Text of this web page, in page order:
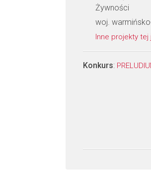
Żywności
woj.
Inne projekty
Konkurs: